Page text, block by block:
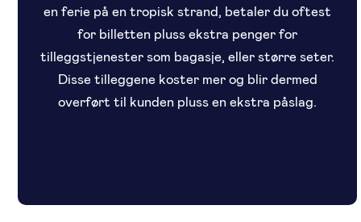
en ferie på en tropisk strand, betaler du oftest
for billetten pluss ekstra penger for
tilleggstjenester som bagasje, eller større seter.
Disse tilleggene koster mer og blir dermed
overført til kunden pluss en ekstra påslag.